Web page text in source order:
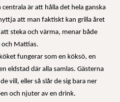
är att hålla det hela ganska
att man faktiskt kan grilla året
steka och värma, menar både
och Mattias.
fungerar som en köksö, en
eldstad där alla samlas. Gästerna
vill, eller så slår de sig bara ner
och njuter av en drink.